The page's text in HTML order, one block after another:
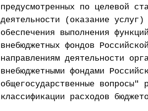
предусмотренных по целевой
деятельности (оказание
обеспечения выполнения
внебюджетных фондов
направлениям деятельности
внебюджетными фондами
общегосударственные вопросы"
классификации расходов